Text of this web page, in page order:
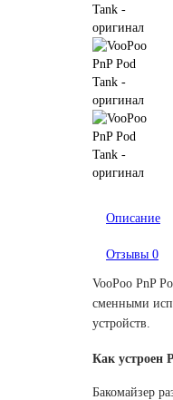
Описание
Отзывы 0
VooPoo PnP
сменными
устройств.
Как устроен
Бакомайзер